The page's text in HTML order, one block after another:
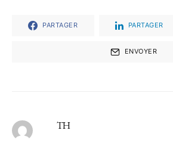
PARTAGER PARTAGER
ENVOYER
TH